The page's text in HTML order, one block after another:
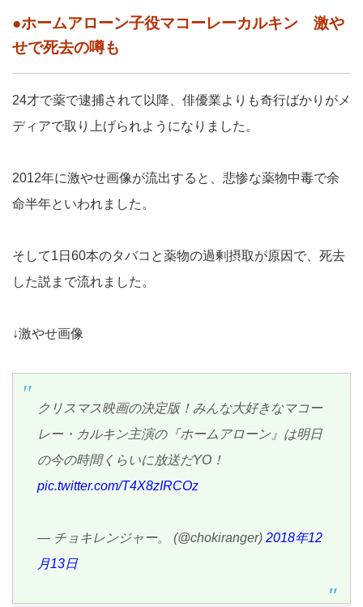
●ホームアローン子役マコーレーカルキン 激や
せで死去の噂も
24才で薬で逮捕されて以降、俳優業よりも奇行ばかりがメ
ディアで取り上げられようになりました。
2012年に激やせ画像が流出すると、悲惨な薬物中毒で余
命半年といわれました。
そして1日60本のタバコと薬物の過剰摂取が原因で、死去
した説まで流れました。
↓激やせ画像
クリスマス映画の決定版！みんな大好きなマコー
レー・カルキン主演の『ホームアローン』は明日
の今の時間くらいに放送だYO！
pic.twitter.com/T4X8zIRCOz
— チョキレンジャー。 (@chokiranger) 2018年12
月13日